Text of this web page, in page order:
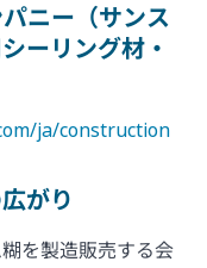
ニー（サンス
ーリング材・
ja/construction
がり
を製造販売する会